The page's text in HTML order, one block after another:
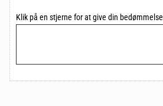
Klik på en stjerne for at give din bedømmelse